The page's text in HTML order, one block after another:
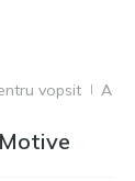
vopsit